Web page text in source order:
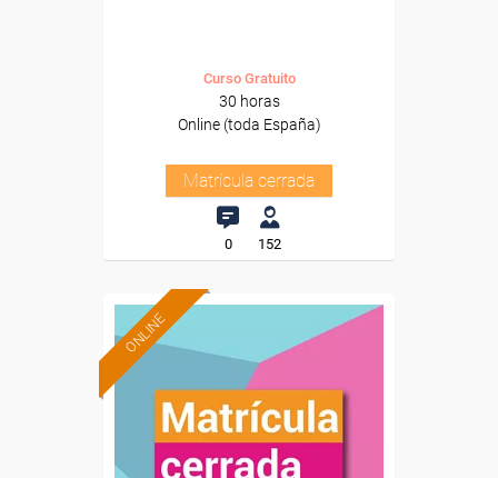
Curso Gratuito
30 horas
Online (toda España)
Matrícula cerrada
0 152
ONLINE